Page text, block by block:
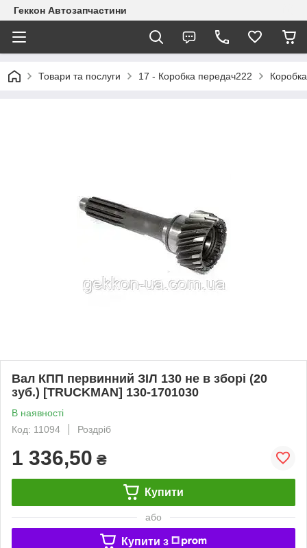
Геккон Автозапчастини
Товари та послуги 17 - Коробка передач222
Вал КПП первинний ЗІЛ 130 не в зборі (20
зуб.) [TRUCKMAN] 130-1701030
В наявності
Код: 11094
Роздріб
1 336,50 ₴
Купити
або
Купити з